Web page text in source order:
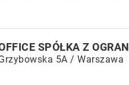
SPÓŁKA Z
5A / Warszawa